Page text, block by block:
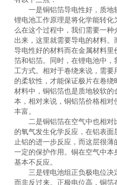
一是铜铝箔导电性好，质地
锂电池工作原理是将化学能转
么在这个过程中，我们需要一
出来，这里就需要导电的材料
导电性好的材料而在金属材料
箔和铝箔。同时，在锂电池中
工方式。相对于卷绕来说，需
的柔软性，才能保证极片在卷
材料中，铜铝箔也是质地较软
本，相对来说，铜铝箔价格相
丰富。
二是铜铝箔在空气中也相对
的氧气发生化学反应，在铝表
止铝的进一步反应，而这层很
一定的保护作用。铜在空气中
基本不反应。
三是锂电池组正负极电位决
而非反过来。正极电位高，铜